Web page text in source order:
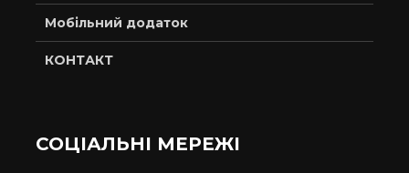
Мобільний додаток
КОНТАКТ
СОЦІАЛЬНІ МЕРЕЖІ